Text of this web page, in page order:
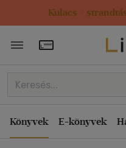
Kulacs /
Törzsvásárlói
Könyvek E-könyvek